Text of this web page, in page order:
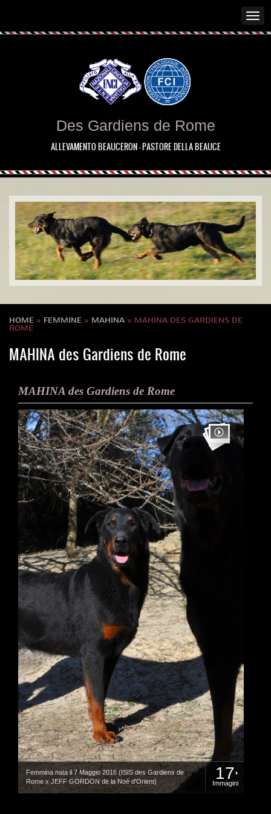
Des Gardiens de Rome
ALLEVAMENTO BEAUCERON - PASTORE DELLA BEAUCE
HOME » FEMMINE » MAHINA » MAHINA DES GARDIENS DE
ROME
MAHINA des Gardiens de Rome
MAHINA des Gardiens de Rome
Femmina nata il 7 Maggio 2016 (ISIS des Gardiens de
Rome x JEFF GORDON de la Noé d'Orient)
17
Immagini